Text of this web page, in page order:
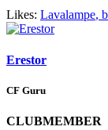
Likes: Lavalampe,
Erestor
CF Guru
CLUBMEMBER